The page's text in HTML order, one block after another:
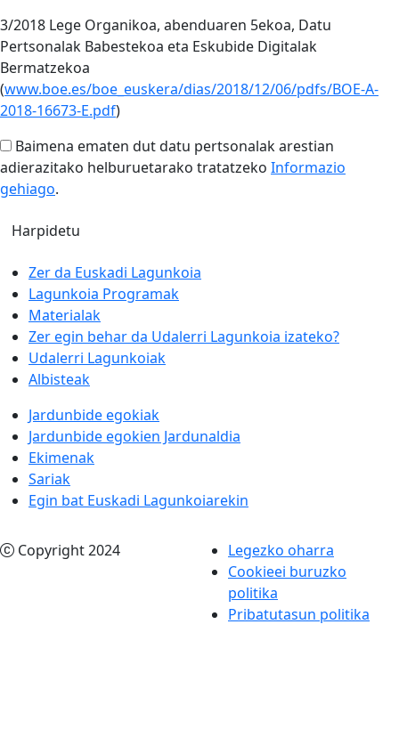
Zer da Euskadi Lagunkoia
Lagunkoia Programak
Materialak
Zer egin behar da Udalerri Lagunkoia izateko?
Udalerri Lagunkoiak
Albisteak
Jardunbide egokiak
Jardunbide egokien Jardunaldia
Ekimenak
Sariak
Egin bat Euskadi Lagunkoiarekin
3/2018 Lege Organikoa, abenduaren 5ekoa, Datu
Pertsonalak Babestekoa eta Eskubide Digitalak
Bermatzekoa
(www.boe.es/boe_euskera/dias/2018/12/06/pdfs/BOE-A-
2018-16673-E.pdf)
Baimena ematen dut datu pertsonalak arestian
adierazitako helburuetarako tratatzeko Informazio
gehiago.
Copyright 2024
Legezko oharra
Cookieei buruzko
politika
Pribatutasun politika